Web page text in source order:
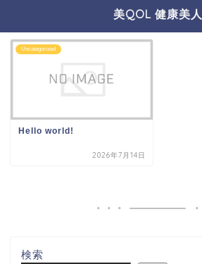
美QOL 健康美人
Uncategorized
Hello world!
2026年7月14日
検索